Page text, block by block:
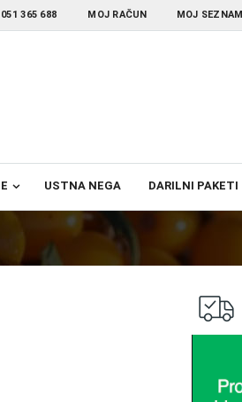
MOJ RAČUN MOJ
051 365 688
USTNA NEGA DARILNI PAKETI